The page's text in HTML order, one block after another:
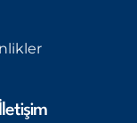
İletişim